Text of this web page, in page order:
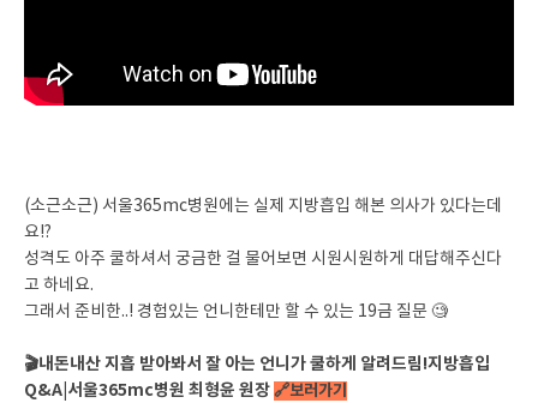
(소근소근) 서울365mc병원에는 실제 지방흡입 해본 의사가 있다는데
요!?
성격도 아주 쿨하셔서 궁금한 걸 물어보면 시원시원하게 대답해주신다
고 하네요.
그래서 준비한..! 경험있는 언니한테만 할 수 있는 19금 질문 🧐
🎬내돈내산 지흡 받아봐서 잘 아는 언니가 쿨하게 알려드림!지방흡입
Q&A|서울365mc병원 최형윤 원장🔗보러가기